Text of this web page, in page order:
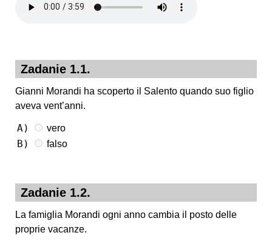
Zadanie 1.1.
Gianni Morandi ha scoperto il Salento quando suo figlio
aveva vent’anni.
A) vero
B) falso
Zadanie 1.2.
La famiglia Morandi ogni anno cambia il posto delle
proprie vacanze.